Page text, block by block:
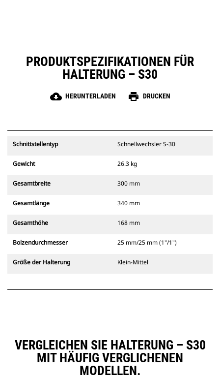
PRODUKTSPEZIFIKATIONEN FÜR
HALTERUNG – S30
cloud_download HERUNTERLADEN print DRUCKEN
Schnittstellentyp Schnellwechsler S-30
Gewicht 26.3 kg
Gesamtbreite 300 mm
Gesamtlänge 340 mm
Gesamthöhe 168 mm
Bolzendurchmesser 25 mm/25 mm (1"/1")
Größe der Halterung Klein-Mittel
VERGLEICHEN SIE HALTERUNG – S30
MIT HÄUFIG VERGLICHENEN
MODELLEN.